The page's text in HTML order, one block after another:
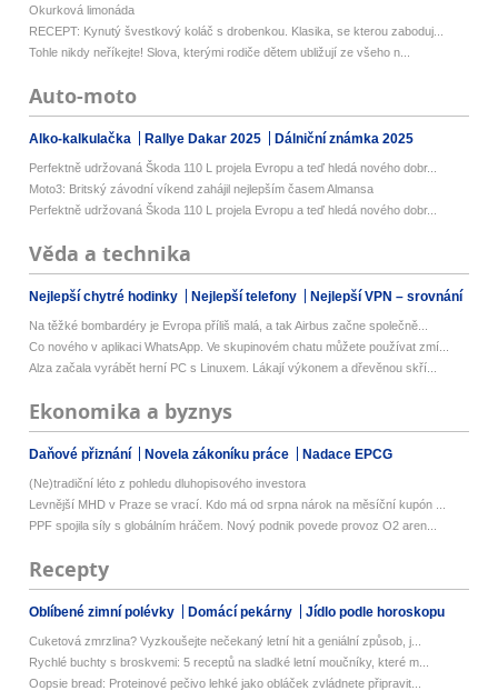
Okurková limonáda
RECEPT: Kynutý švestkový koláč s drobenkou. Klasika, se kterou zaboduj...
Tohle nikdy neříkejte! Slova, kterými rodiče dětem ubližují ze všeho n...
Auto-moto
Alko-kalkulačka Rallye Dakar 2025 Dálniční známka 2025
Perfektně udržovaná Škoda 110 L projela Evropu a teď hledá nového dobr...
Moto3: Britský závodní víkend zahájil nejlepším časem Almansa
Perfektně udržovaná Škoda 110 L projela Evropu a teď hledá nového dobr...
Věda a technika
Nejlepší chytré hodinky Nejlepší telefony Nejlepší VPN – srovnání
Na těžké bombardéry je Evropa příliš malá, a tak Airbus začne společně...
Co nového v aplikaci WhatsApp. Ve skupinovém chatu můžete používat zmí...
Alza začala vyrábět herní PC s Linuxem. Lákají výkonem a dřevěnou skří...
Ekonomika a byznys
Daňové přiznání Novela zákoníku práce Nadace EPCG
(Ne)tradiční léto z pohledu dluhopisového investora
Levnější MHD v Praze se vrací. Kdo má od srpna nárok na měsíční kupón ...
PPF spojila síly s globálním hráčem. Nový podnik povede provoz O2 aren...
Recepty
Oblíbené zimní polévky Domácí pekárny Jídlo podle horoskopu
Cuketová zmrzlina? Vyzkoušejte nečekaný letní hit a geniální způsob, j...
Rychlé buchty s broskvemi: 5 receptů na sladké letní moučníky, které m...
Oopsie bread: Proteinové pečivo lehké jako obláček zvládnete připravit...